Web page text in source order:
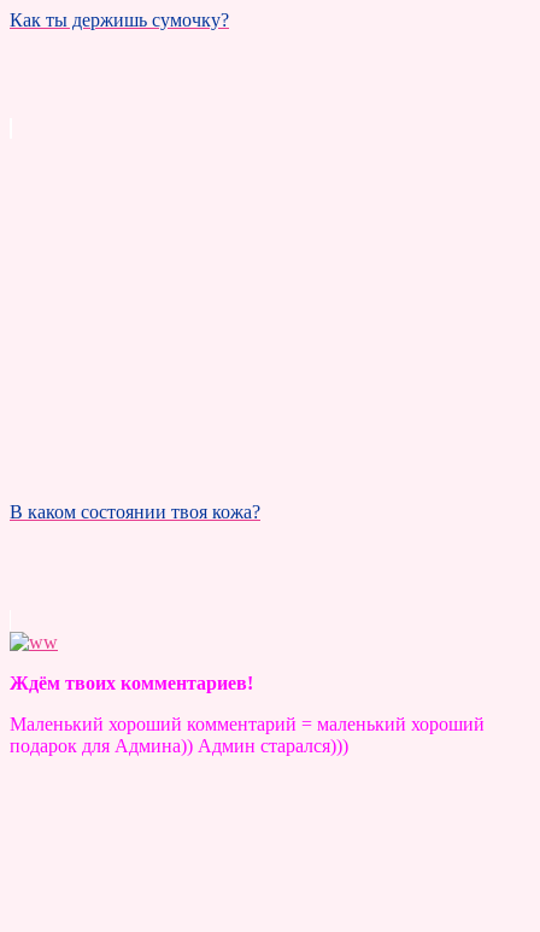
Как ты держишь сумочку?
В каком состоянии твоя кожа?
Ждём твоих комментариев!
Маленький хороший комментарий = маленький хороший
подарок для Админа)) Админ старался)))